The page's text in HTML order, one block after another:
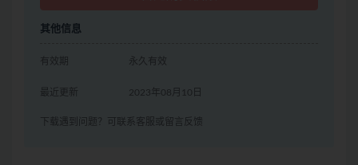
其他信息
有效期 永久有效
最近更新 2023年08月10日
下载遇到问题？可联系客服或留言反馈